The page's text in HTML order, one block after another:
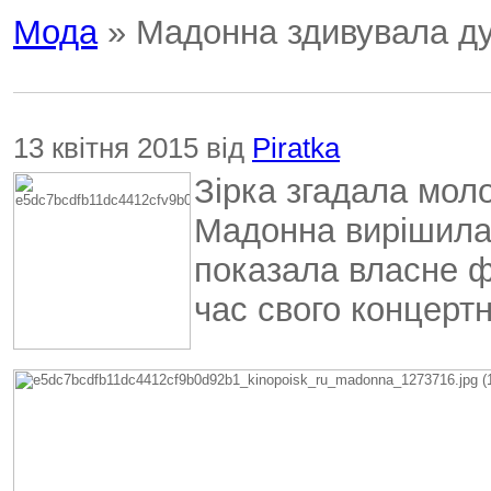
Мода» Мадонна здивувала
13 квітня 2015 від Piratka
Зірка згадала
Мадонна вирішила
показала власне
час свого